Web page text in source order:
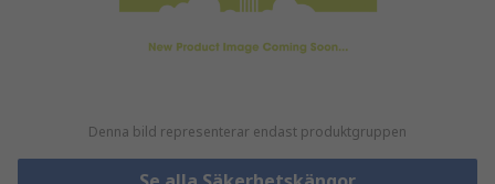
Denna bild representerar endast produktgruppen